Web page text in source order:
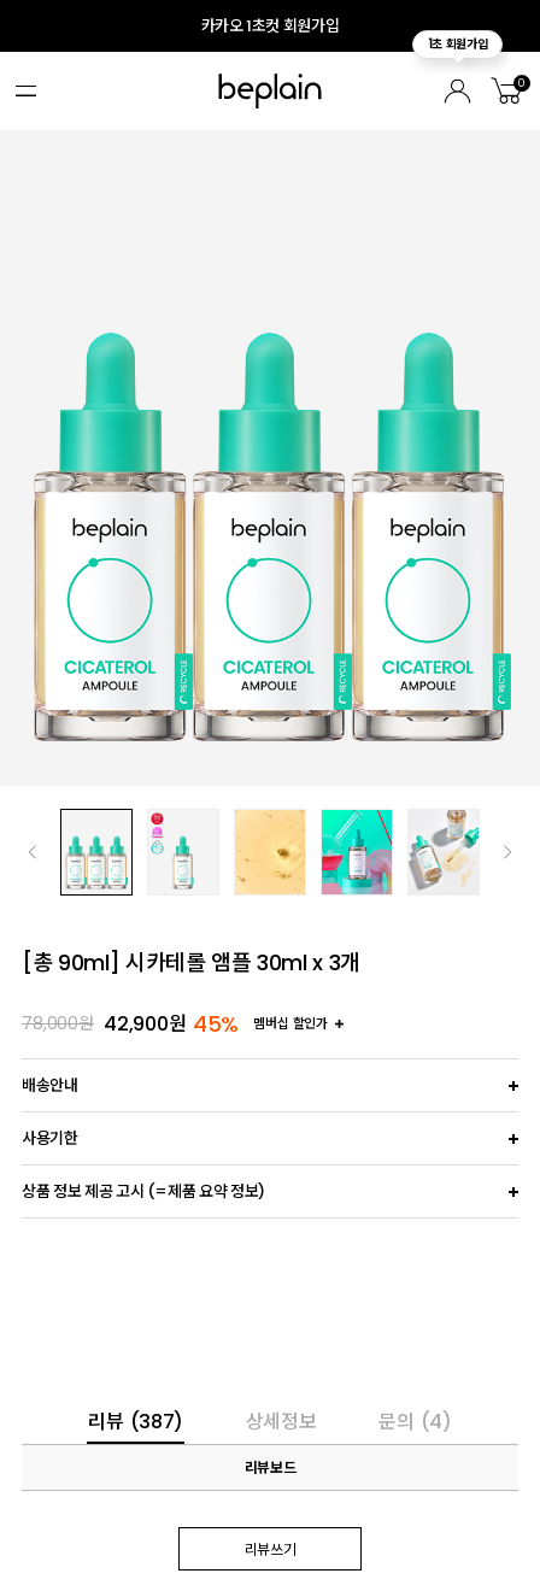
카카오 1초컷 회원가입
0
[총 90ml] 시카테롤 앰플 30ml x 3개
78,000원 42,900원 45% 멤버십 할인가
배송안내
사용기한
상품 정보 제공 고시 (=제품 요약 정보)
리뷰 (387) 상세정보 문의 (4)
리뷰보드
리뷰쓰기